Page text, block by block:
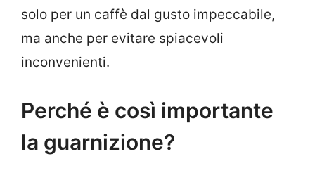
solo per un caffè dal gusto impeccabile,
ma anche per evitare spiacevoli
inconvenienti.
Perché è così importante
la guarnizione?